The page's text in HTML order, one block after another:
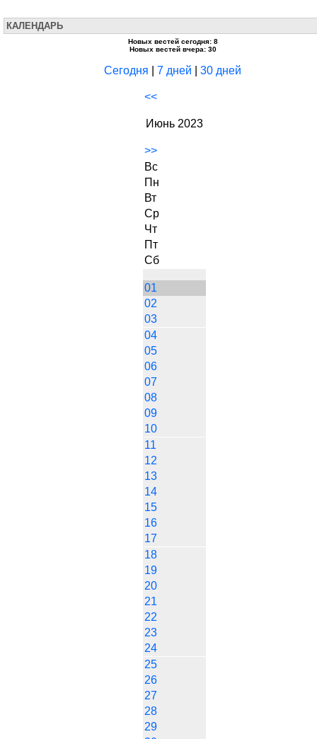
КАЛЕНДАРЬ
Новых вестей сегодня: 8
Новых вестей вчера: 30
Сегодня 7 дней 30 дней
<<
Июнь 2023
>>
Вс
Пн
Вт
Ср
Чт
Пт
Сб
01
02
03
04
05
06
07
08
09
10
11
12
13
14
15
16
17
18
19
20
21
22
23
24
25
26
27
28
29